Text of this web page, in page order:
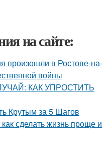
на сайте:
произошли в Ростове-на-
войны
КАК УПРОСТИТЬ
Крутым за 5 Шагов
сделать жизнь проще и